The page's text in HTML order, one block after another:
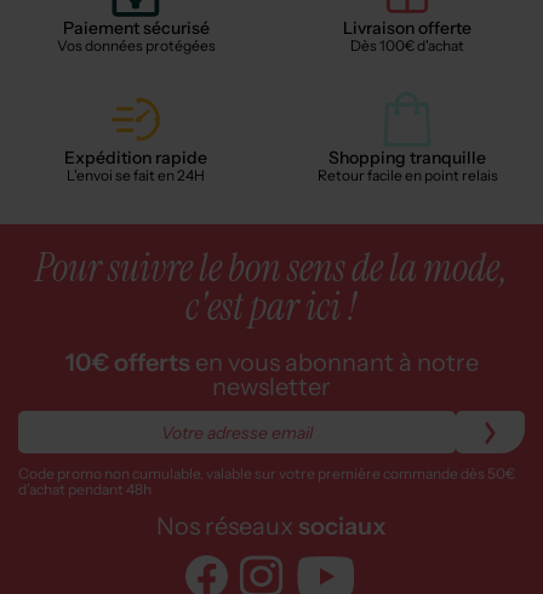
Paiement sécurisé
Vos données protégées
Livraison offerte
Dès 100€ d'achat
Expédition rapide
L'envoi se fait en 24H
Shopping tranquille
Retour facile en point relais
Pour suivre le bon sens de la mode,
c'est par ici !
10€ offerts en vous abonnant à notre
newsletter
Code promo non cumulable, valable sur votre première commande dès 50€
d’achat pendant 48h
Nos réseaux sociaux